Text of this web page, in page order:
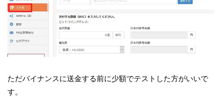
ただバイナンスに送金する前に少額でテストした方がいいで
す。